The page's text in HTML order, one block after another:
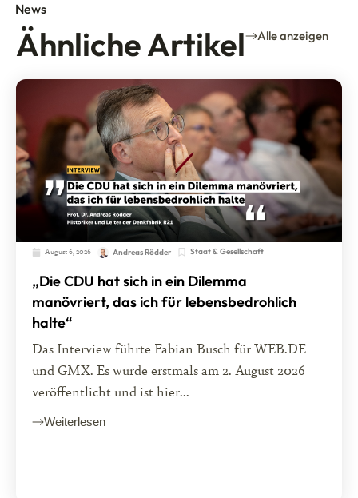
News
Ähnliche Artikel Alle anzeigen
August 6, 2026 Andreas Rödder Staat & Gesellschaft
„Die CDU hat sich in ein Dilemma
manövriert, das ich für lebensbedrohlich
halte“
Das Interview führte Fabian Busch für WEB.DE
und GMX. Es wurde erstmals am 2. August 2026
veröffentlicht und ist hier...
Weiterlesen